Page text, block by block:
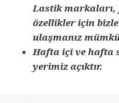
Lastik markaları,
özellikler için
ulaşmanız
Hafta içi ve hafta
yerimiz açıktır.